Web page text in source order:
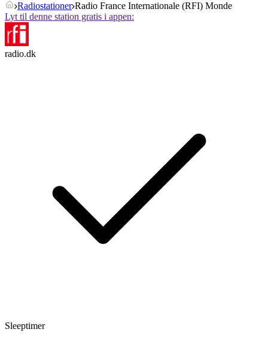
Radiostationer Radio France Internationale (RFI) Monde
Lyt til denne station gratis i appen:
radio.dk
Sleeptimer